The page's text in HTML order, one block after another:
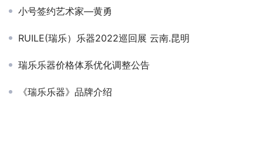
小号签约艺术家—黄勇
RUILE(瑞乐）乐器2022巡回展 云南.昆明
瑞乐乐器价格体系优化调整公告
《瑞乐乐器》品牌介绍